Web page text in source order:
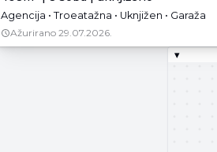
Agencija • Troeatažna • Uknjižen • Garaža
Ažurirano 29.07.2026.
▾